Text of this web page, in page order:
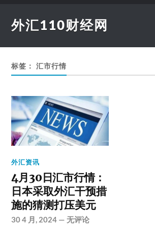
外汇110财经网
标签：汇市行情
外汇资讯
4月30日汇市行情：
日本采取外汇干预措
施的猜测打压美元
30 4 月, 2024 —无评论